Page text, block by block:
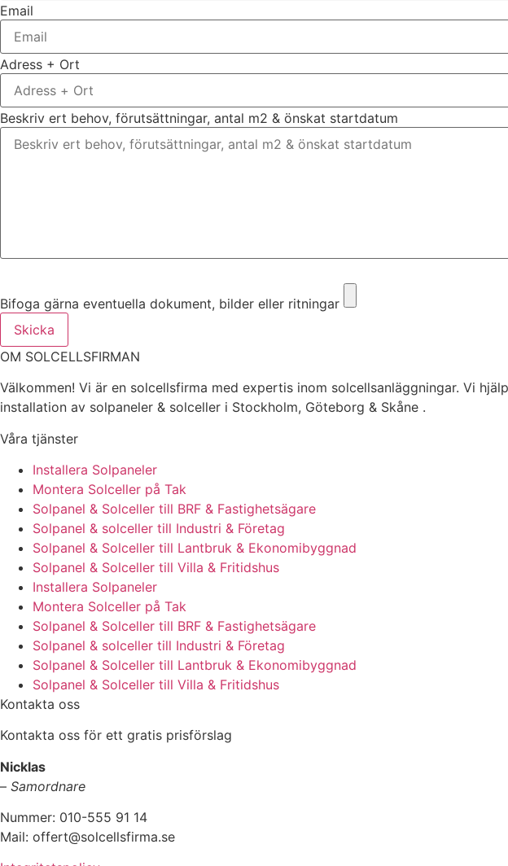
Email
Adress + Ort
Beskriv ert behov, förutsättningar, antal m2 & önskat startdatum
Bifoga gärna eventuella dokument, bilder eller ritningar
Skicka
OM SOLCELLSFIRMAN
Välkommen! Vi är en solcellsfirma med expertis inom solcellsanläggningar. Vi
installation av solpaneler & solceller i Stockholm, Göteborg & Skåne .
Våra tjänster
Installera Solpaneler
Montera Solceller på Tak
Solpanel & Solceller till BRF & Fastighetsägare
Solpanel & solceller till Industri & Företag
Solpanel & Solceller till Lantbruk & Ekonomibyggnad
Solpanel & Solceller till Villa & Fritidshus
Installera Solpaneler
Montera Solceller på Tak
Solpanel & Solceller till BRF & Fastighetsägare
Solpanel & solceller till Industri & Företag
Solpanel & Solceller till Lantbruk & Ekonomibyggnad
Solpanel & Solceller till Villa & Fritidshus
Kontakta oss
Kontakta oss för ett gratis prisförslag
Nicklas
– Samordnare
Nummer: 010-555 91 14
Mail: offert@solcellsfirma.se